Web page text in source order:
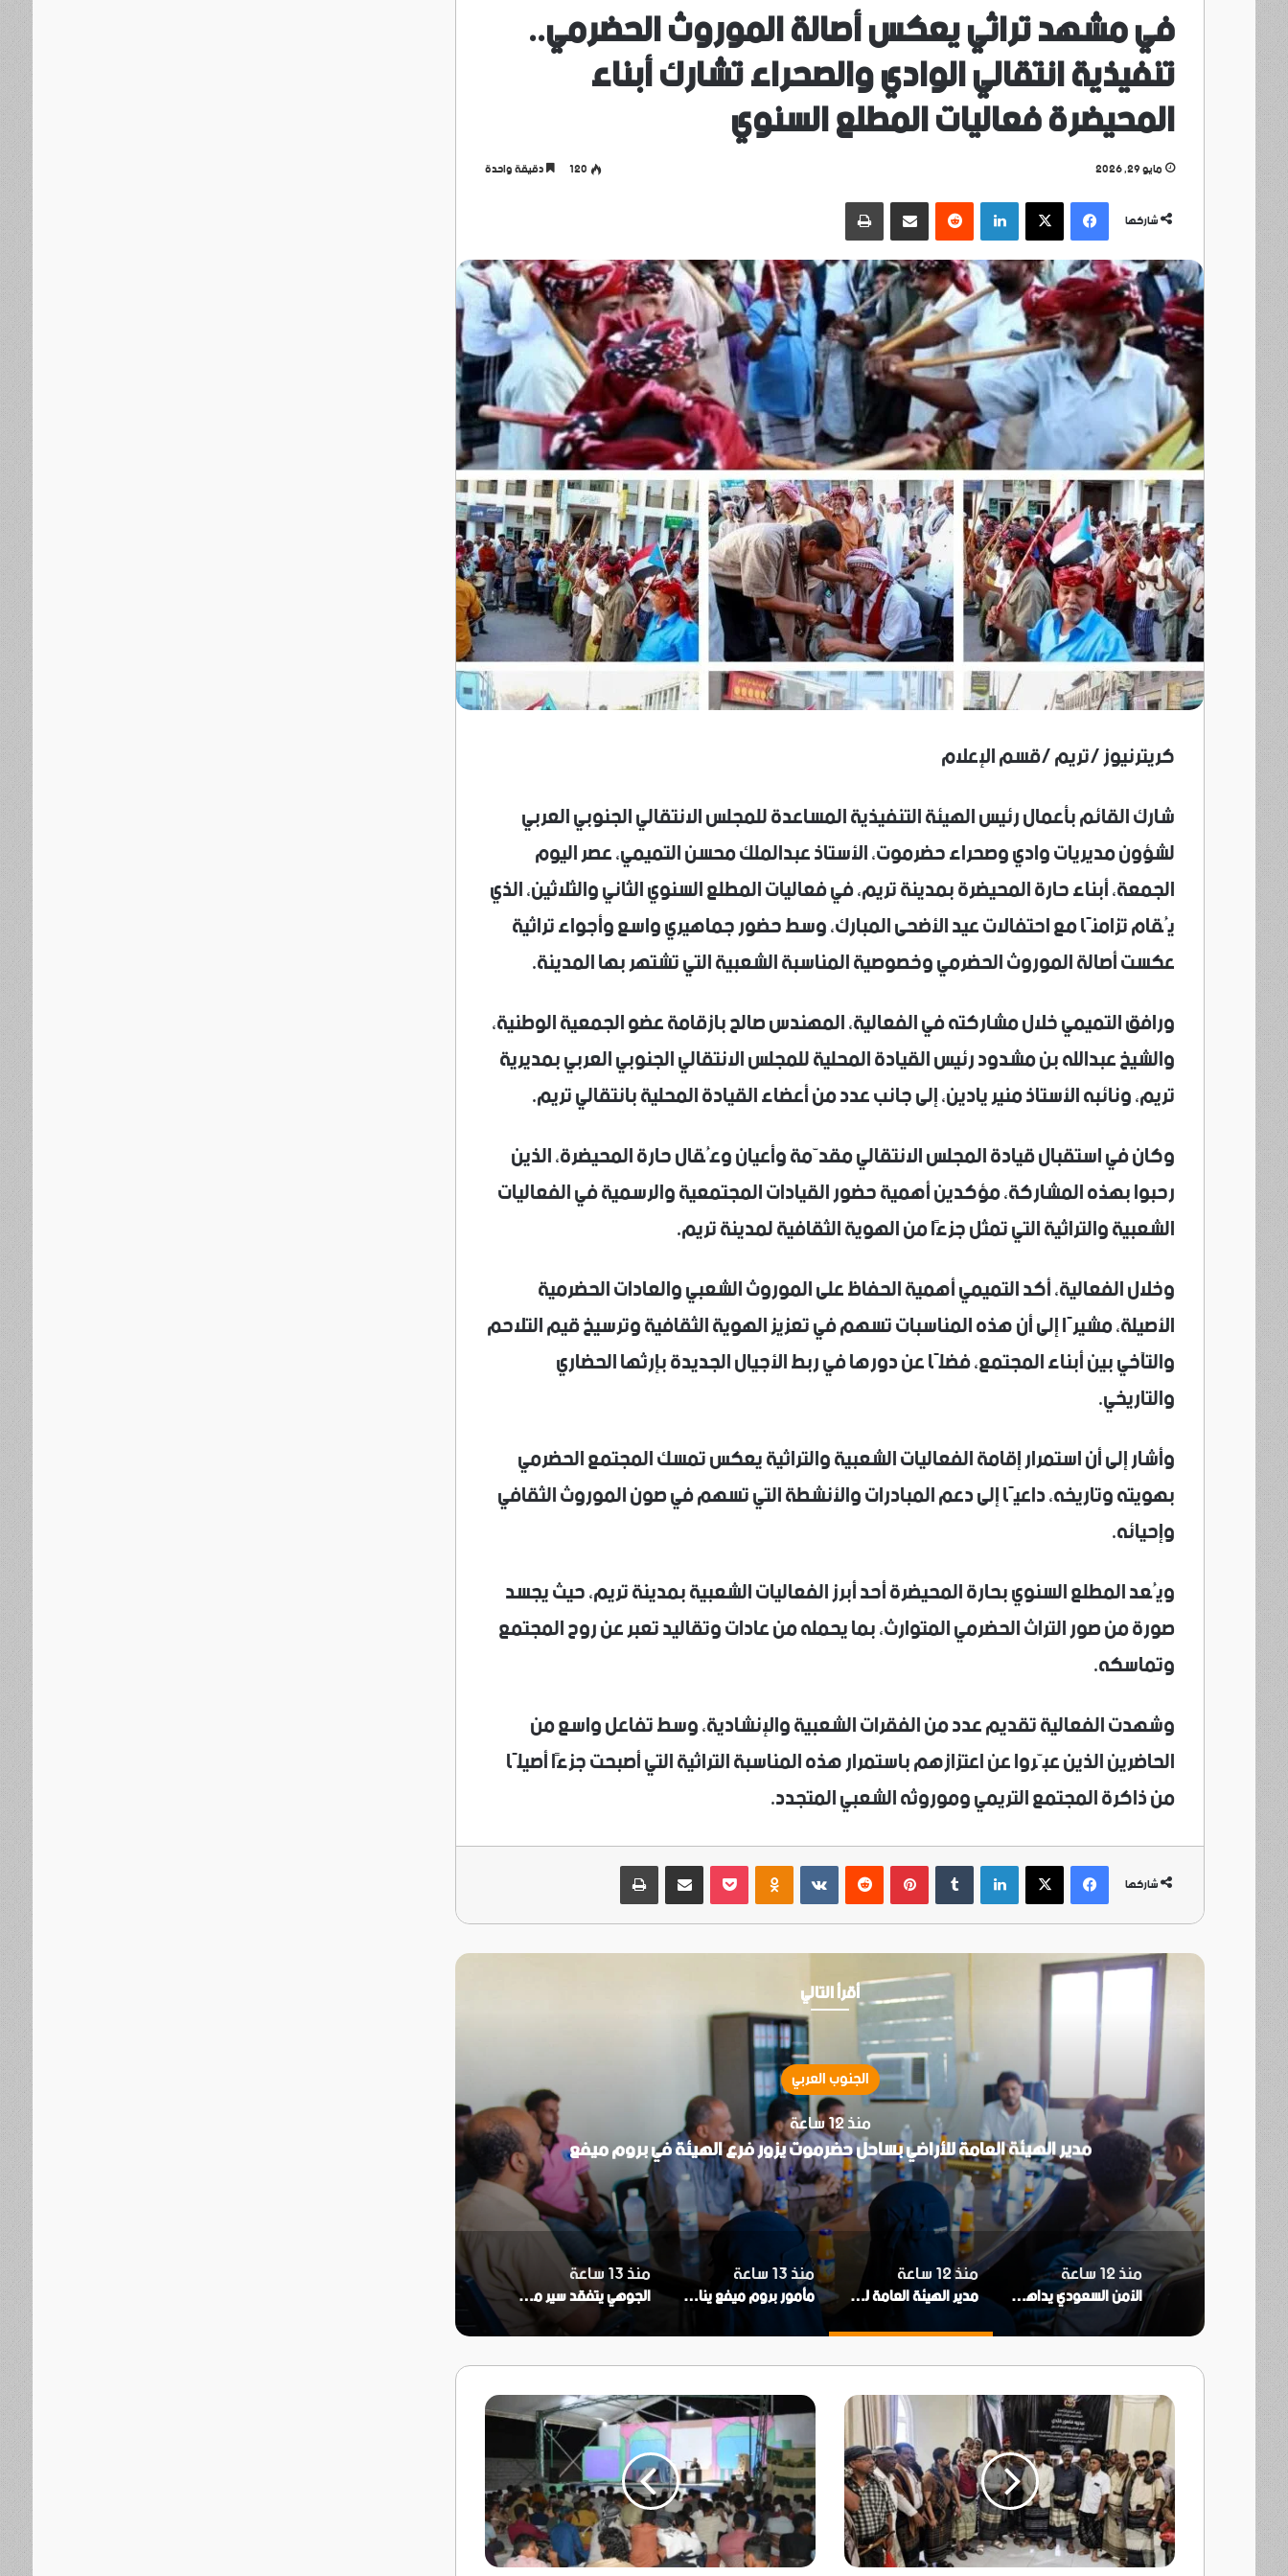
في مشهد تراثي يعكس أصالة الموروث الحضرمي..
تنفيذية انتقالي الوادي والصحراء تشارك أبناء
المحيضرة فعاليات المطلع السنوي
مايو 29, 2026 120
دقيقة واحدة
شاركها
فيسبوك
‫X لينكدإن
‏Reddit مشاركة عبر البريد طباعة
كريترنيوز /تريم /قسم الإعلام
شارك القائم بأعمال رئيس الهيئة التنفيذية المساعدة للمجلس الانتقالي الجنوبي العربي
لشؤون مديريات وادي وصحراء حضرموت، الأستاذ عبدالملك محسن التميمي، عصر اليوم
الجمعة، أبناء حارة المحيضرة بمدينة تريم، في فعاليات المطلع السنوي الثاني والثلاثين، الذي
يُقام تزامنًا مع احتفالات عيد الأضحى المبارك، وسط حضور جماهيري واسع وأجواء تراثية
عكست أصالة الموروث الحضرمي وخصوصية المناسبة الشعبية التي تشتهر بها المدينة.
ورافق التميمي خلال مشاركته في الفعالية، المهندس صالح بازقامة عضو الجمعية الوطنية،
والشيخ عبدالله بن مشدود رئيس القيادة المحلية للمجلس الانتقالي الجنوبي العربي بمديرية
تريم، ونائبه الأستاذ منير يادين، إلى جانب عدد من أعضاء القيادة المحلية بانتقالي تريم.
وكان في استقبال قيادة المجلس الانتقالي مقدّمة وأعيان وعُقال حارة المحيضرة، الذين
رحبوا بهذه المشاركة، مؤكدين أهمية حضور القيادات المجتمعية والرسمية في الفعاليات
الشعبية والتراثية التي تمثل جزءًا من الهوية الثقافية لمدينة تريم.
وخلال الفعالية، أكد التميمي أهمية الحفاظ على الموروث الشعبي والعادات الحضرمية
الأصيلة، مشيرًا إلى أن هذه المناسبات تسهم في تعزيز الهوية الثقافية وترسيخ قيم التلاحم
والتآخي بين أبناء المجتمع، فضلًا عن دورها في ربط الأجيال الجديدة بإرثها الحضاري
والتاريخي.
وأشار إلى أن استمرار إقامة الفعاليات الشعبية والتراثية يعكس تمسك المجتمع الحضرمي
بهويته وتاريخه، داعيًا إلى دعم المبادرات والأنشطة التي تسهم في صون الموروث الثقافي
وإحيائه.
ويُعد المطلع السنوي بحارة المحيضرة أحد أبرز الفعاليات الشعبية بمدينة تريم، حيث يجسد
صورة من صور التراث الحضرمي المتوارث، بما يحمله من عادات وتقاليد تعبر عن روح المجتمع
وتماسكه.
وشهدت الفعالية تقديم عدد من الفقرات الشعبية والإنشادية، وسط تفاعل واسع من
الحاضرين الذين عبّروا عن اعتزازهم باستمرار هذه المناسبة التراثية التي أصبحت جزءًا أصيلًا
من ذاكرة المجتمع التريمي وموروثه الشعبي المتجدد.
شاركها فيسبوك
‫X لينكدإن
‏Tumblr بينتيريست
‏Reddit
‏VKontakte
Odnoklassniki
‫Pocketمشاركة عبر البريد طباعة
أقرأ التالي
الجنوب العربي
منذ 12 ساعة
مدير الهيئة العامة للأراضي بساحل حضرموت يزور فرع الهيئة في بروم ميفع مأمور بروم ميفع يناقش مع مدير الهيئة العامة
منذ 12 ساعة
الأمن السعودي يداهم منازل أبناء المهرة في المملكة
منذ 12 ساعة
مدير الهيئة العامة للأراضي بساحل حضرموت يزور فرع الهيئة في بروم ميفع
منذ 13 ساعة
مأمور بروم ميفع يناقش مع مدير الهيئة العامة للأراضي بساحل حضرموت جملة من القضايا والمستجدات
منذ 13 ساعة
الجوهي يتفقد سير مشروع العيادات الطبية المجانية بالمركز الصحي في بروم حضرموت
رئيس
منظمة
ياك
يقدم
واجب
العزاء
في
وفاة
الرئيس
منتدى
أحور
ينظم
أمسية
عيدية
فرائحية
وسط
أجواء
بهيجة